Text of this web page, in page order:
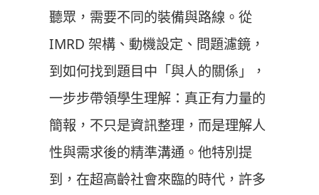
聽眾，需要不同的裝備與路線。從
IMRD 架構、動機設定、問題濾鏡，
到如何找到題目中「與人的關係」，
一步步帶領學生理解：真正有力量的
簡報，不只是資訊整理，而是理解人
性與需求後的精準溝通。他特別提
到，在超高齡社會來臨的時代，許多